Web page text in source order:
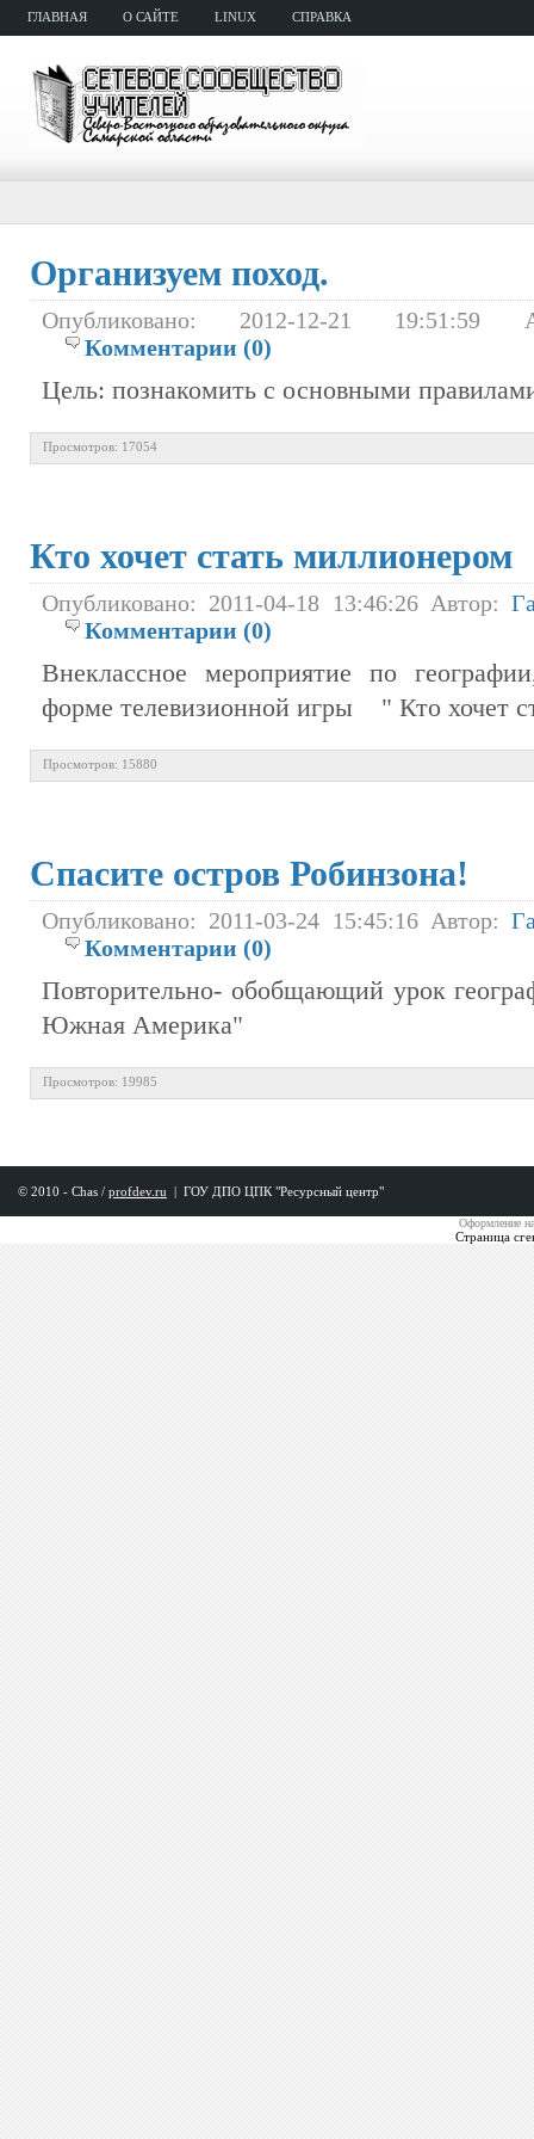
ГЛАВНАЯ О САЙТЕ LINUX СПРАВКА
Организуем поход.
Опубликовано: 2012-12-21
Комментарии (0)
Цель: познакомить с основными
Просмотров: 17054
Кто хочет стать миллионером
Опубликовано: 2011-04-18 13:46:26 Автор:
Комментарии (0)
Внеклассное мероприятие по
форме телевизионной игры " Кто хочет
Просмотров: 15880
Спасите остров Робинзона!
Опубликовано: 2011-03-24 15:45:16 Автор:
Комментарии (0)
Повторительно- обобщающий урок
Южная Америка"
Просмотров: 19985
© 2010 - Chas / profdev.ru | ГОУ ДПО ЦПК "Ресурсный центр"
Оформление
Страница